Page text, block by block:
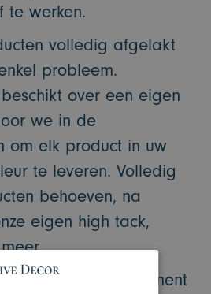
te werken.
volledig afgelakt
probleem.
over een eigen
we in de
om elk product in uw
te leveren. Volledig
behoeven, na
eigen high tack,
een groot assortiment